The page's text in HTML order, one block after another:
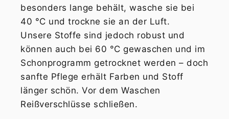
besonders lange behält, wasche sie bei
40 °C und trockne sie an der Luft.
Unsere Stoffe sind jedoch robust und
können auch bei 60 °C gewaschen und im
Schonprogramm getrocknet werden – doch
sanfte Pflege erhält Farben und Stoff
länger schön. Vor dem Waschen
Reißverschlüsse schließen.